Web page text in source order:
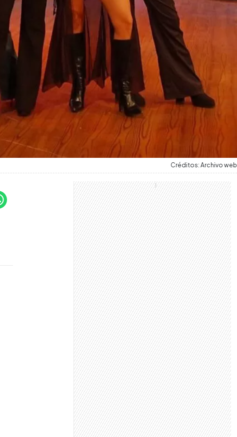
Créditos: Archivo web